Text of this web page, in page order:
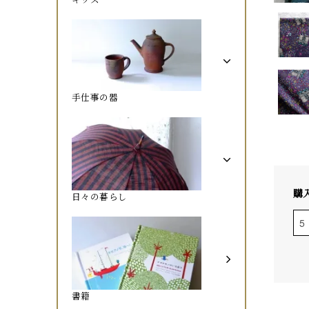
購
手仕事の器
日々の暮らし
書籍